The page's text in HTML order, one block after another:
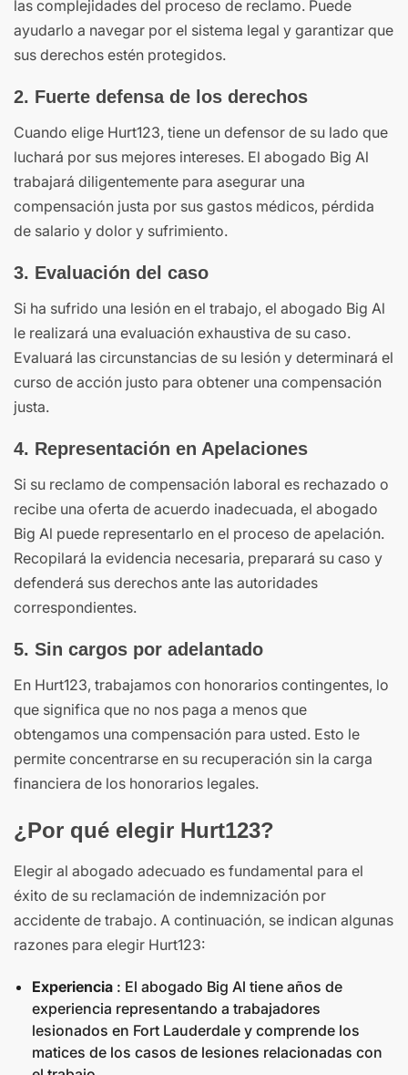
las complejidades del proceso de reclamo. Puede
ayudarlo a navegar por el sistema legal y garantizar que
sus derechos estén protegidos.
2. Fuerte defensa de los derechos
Cuando elige Hurt123, tiene un defensor de su lado que
luchará por sus mejores intereses. El abogado Big Al
trabajará diligentemente para asegurar una
compensación justa por sus gastos médicos, pérdida
de salario y dolor y sufrimiento.
3. Evaluación del caso
Si ha sufrido una lesión en el trabajo, el abogado Big Al
le realizará una evaluación exhaustiva de su caso.
Evaluará las circunstancias de su lesión y determinará el
curso de acción justo para obtener una compensación
justa.
4. Representación en Apelaciones
Si su reclamo de compensación laboral es rechazado o
recibe una oferta de acuerdo inadecuada, el abogado
Big Al puede representarlo en el proceso de apelación.
Recopilará la evidencia necesaria, preparará su caso y
defenderá sus derechos ante las autoridades
correspondientes.
5. Sin cargos por adelantado
En Hurt123, trabajamos con honorarios contingentes, lo
que significa que no nos paga a menos que
obtengamos una compensación para usted. Esto le
permite concentrarse en su recuperación sin la carga
financiera de los honorarios legales.
¿Por qué elegir Hurt123?
Elegir al abogado adecuado es fundamental para el
éxito de su reclamación de indemnización por
accidente de trabajo. A continuación, se indican algunas
razones para elegir Hurt123:
Experiencia : El abogado Big Al tiene años de
experiencia representando a trabajadores
lesionados en Fort Lauderdale y comprende los
matices de los casos de lesiones relacionadas con